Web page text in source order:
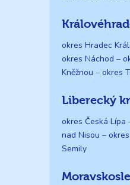
okres Hradec
okres Náchod –
Kněžnou – okres
Liberecký
okres Česká Lípa
nad Nisou –
Semily